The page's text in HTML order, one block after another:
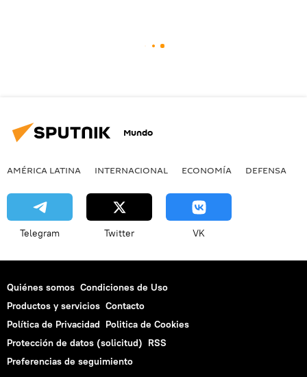
Mundo
AMÉRICA LATINA INTERNACIONAL ECONOMÍA DEFENSA
Telegram Twitter VK
Quiénes somos Condiciones de Uso
Productos y servicios Contacto
Política de Privacidad Politica de Cookies
Protección de datos (solicitud) RSS
Preferencias de seguimiento